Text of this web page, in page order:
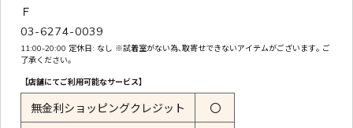
Ｆ
03-6274-0039
11:00-20:00 定休日: なし ※試着室がない為､取寄せできないアイテムがございます｡ ご
了承ください｡
【店舗にてご利用可能なサービス】
無金利ショッピングクレジット 〇